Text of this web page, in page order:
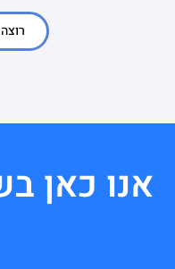
רוצה 45 ימים בחינם
אנו כאן